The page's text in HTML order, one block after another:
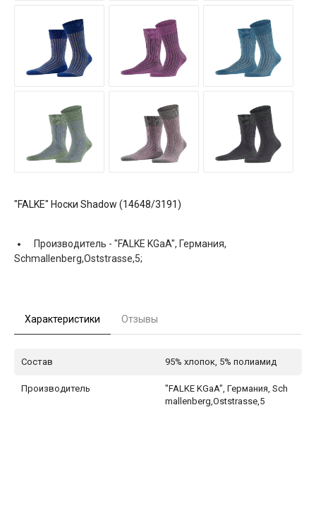
"FALKE" Носки Shadow (14648/3191)
Производитель - "FALKE KGaA", Германия,
Schmallenberg,Oststrasse,5;
Характеристики Отзывы
Состав 95% хлопок, 5% полиамид
Производитель
"FALKE KGaA", Германия, Sch
mallenberg,Oststrasse,5